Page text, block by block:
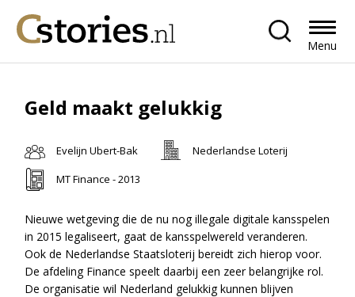
Menu
Geld maakt gelukkig
Evelijn Ubert-Bak
Nederlandse Loterij
MT Finance - 2013
Nieuwe wetgeving die de nu nog illegale digitale kansspelen
in 2015 legaliseert, gaat de kansspelwereld veranderen.
Ook de Nederlandse Staatsloterij bereidt zich hierop voor.
De afdeling Finance speelt daarbij een zeer belangrijke rol.
De organisatie wil Nederland gelukkig kunnen blijven